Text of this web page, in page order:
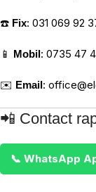
☎️ Fix: 031 069 92
📱 Mobil: 0735 47
✉️ Email:
📲 Contact
📞 WhatsApp